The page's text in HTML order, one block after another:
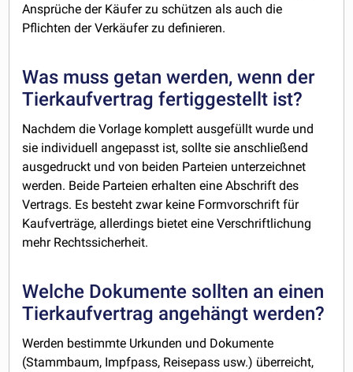
Ansprüche der Käufer zu schützen als auch die
Pflichten der Verkäufer zu definieren.
Was muss getan werden, wenn der
Tierkaufvertrag fertiggestellt ist?
Nachdem die Vorlage komplett ausgefüllt wurde und
sie individuell angepasst ist, sollte sie anschließend
ausgedruckt und von beiden Parteien unterzeichnet
werden. Beide Parteien erhalten eine Abschrift des
Vertrags. Es besteht zwar keine Formvorschrift für
Kaufverträge, allerdings bietet eine Verschriftlichung
mehr Rechtssicherheit.
Welche Dokumente sollten an einen
Tierkaufvertrag angehängt werden?
Werden bestimmte Urkunden und Dokumente
(Stammbaum, Impfpass, Reisepass usw.) überreicht,